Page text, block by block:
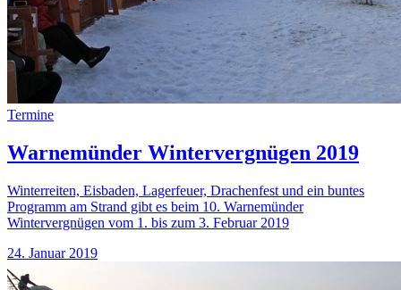
Termine
Warnemünder Wintervergnügen 2019
Winterreiten, Eisbaden, Lagerfeuer, Drachenfest und ein buntes
Programm am Strand gibt es beim 10. Warnemünder
Wintervergnügen vom 1. bis zum 3. Februar 2019
24. Januar 2019